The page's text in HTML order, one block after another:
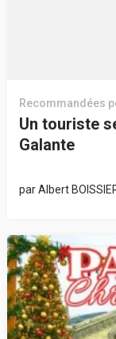
Recommandées
Un touriste
Galante
parAlbert